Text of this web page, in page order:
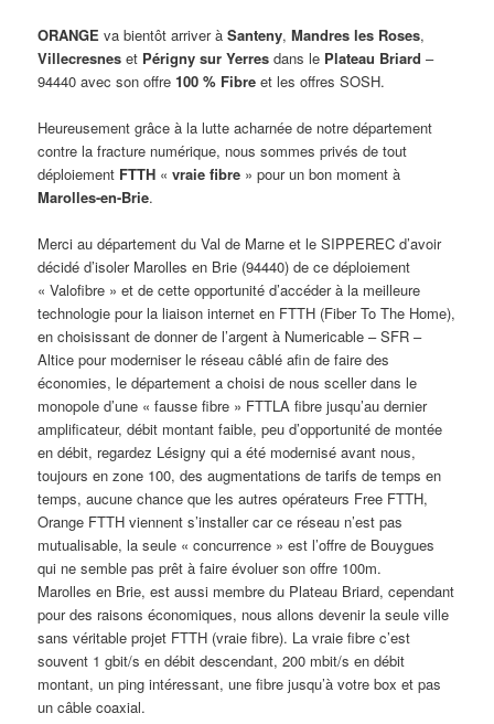
ORANGE va bientôt arriver àSanteny,Mandres les Roses,
Villecresnes et Périgny sur Yerres dans le Plateau Briard –
94440 avec son offre100 % Fibre et les offres SOSH.
Heureusement grâce à la lutte acharnée de notre département
contre la fracture numérique, nous sommes privés de tout
déploiement FTTH «vraie fibre » pour un bon moment à
Marolles-en-Brie.
Merci au département du Val de Marne et le SIPPEREC d’avoir
décidé d’isoler Marolles en Brie (94440) de ce déploiement
« Valofibre » et de cette opportunité d’accéder à la meilleure
technologie pour la liaison internet en FTTH (Fiber To The Home),
en choisissant de donner de l’argent à Numericable – SFR –
Altice pour moderniser le réseau câblé afin de faire des
économies, le département a choisi de nous sceller dans le
monopole d’une « fausse fibre » FTTLA fibre jusqu’au dernier
amplificateur, débit montant faible, peu d’opportunité de montée
en débit, regardez Lésigny qui a été modernisé avant nous,
toujours en zone 100, des augmentations de tarifs de temps en
temps, aucune chance que les autres opérateurs Free FTTH,
Orange FTTH viennent s’installer car ce réseau n’est pas
mutualisable, la seule « concurrence » est l’offre de Bouygues
qui ne semble pas prêt à faire évoluer son offre 100m.
Marolles en Brie, est aussi membre du Plateau Briard, cependant
pour des raisons économiques, nous allons devenir la seule ville
sans véritable projet FTTH (vraie fibre). La vraie fibre c’est
souvent 1 gbit/s en débit descendant, 200 mbit/s en débit
montant, un ping intéressant, une fibre jusqu’à votre box et pas
un câble coaxial.